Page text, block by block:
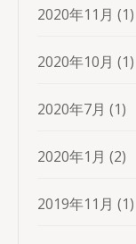
2020年11月 (1)
2020年10月 (1)
2020年7月 (1)
2020年1月 (2)
2019年11月 (1)